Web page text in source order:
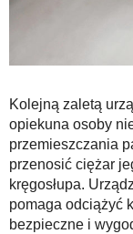
Kolejną zaletą
opiekuna osoby
przemieszczania
przenosić ciężar
kręgosłupa.
pomaga odciążyć
bezpieczne i